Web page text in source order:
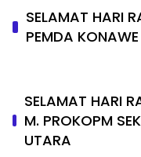
SELAMAT HARI
PEMDA
SELAMAT HARI
M. PROKOPM
UTARA